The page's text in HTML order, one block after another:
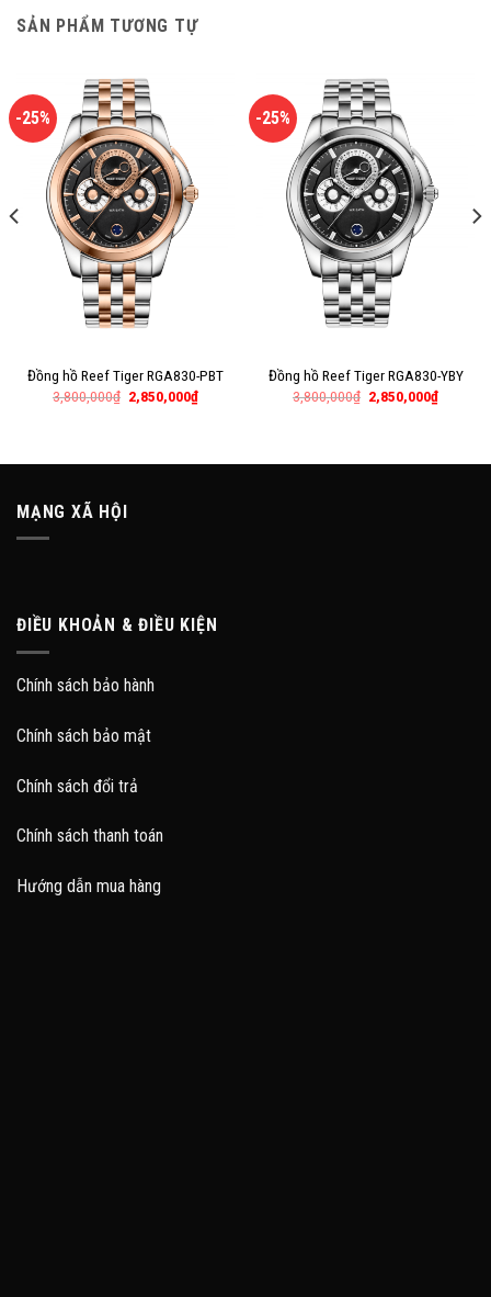
SẢN PHẨM TƯƠNG TỰ
-25%
Đồng hồ Reef Tiger RGA830-PBT
3,800,000₫ 2,850,000₫
-25%
Đồng hồ Reef Tiger RGA830-YBY
3,800,000₫ 2,850,000₫
MẠNG XÃ HỘI
ĐIỀU KHOẢN & ĐIỀU KIỆN
Chính sách bảo hành
Chính sách bảo mật
Chính sách đổi trả
Chính sách thanh toán
Hướng dẫn mua hàng